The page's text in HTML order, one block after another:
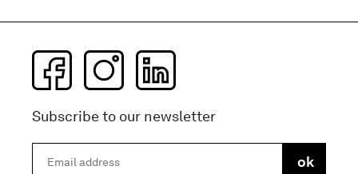
Subscribe to our newsletter